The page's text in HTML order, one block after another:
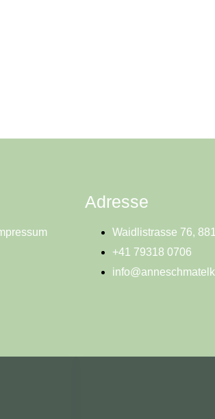
Adresse
Waidlistrasse 76,
+41 79318 0706